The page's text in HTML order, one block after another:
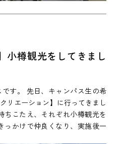
小樽観光をしてきまし
す。 先日、キャンパス生の希
リエーション】に行ってきまし
こたえ、それぞれ小樽観光を
っかけで仲良くなり、実施後一